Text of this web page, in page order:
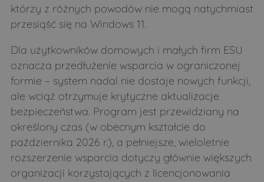
którzy z różnych powodów nie mogą natychmiast
przesiąść się na Windows 11.
Dla użytkowników domowych i małych firm ESU
oznacza przedłużenie wsparcia w ograniczonej
formie – system nadal nie dostaje nowych funkcji,
ale wciąż otrzymuje krytyczne aktualizacje
bezpieczeństwa. Program jest przewidziany na
określony czas (w obecnym kształcie do
października 2026 r.), a pełniejsze, wieloletnie
rozszerzenie wsparcia dotyczy głównie większych
organizacji korzystających z licencjonowania